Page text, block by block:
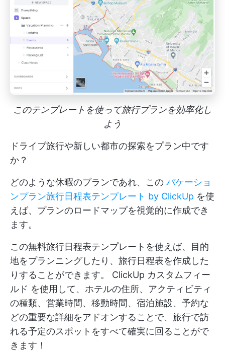
このテンプレートを使って旅行プランを効率化し
よう
ドライブ旅行や新しい都市の探索をプラン中です
か？
どのような休暇のプランであれ、この バケーショ
ンプラン旅行日程表テンプレート by ClickUp を使
えば、プランのロードマップを視覚的に作成でき
ます。
この無料旅行日程表テンプレートを使えば、目的
地をプランニングしたり、旅行日程表を作成した
りすることができます。 ClickUp カスタムフィー
ルド を使用して、ホテルの住所、アクティビティ
の種類、営業時間、移動時間、宿泊施設、予約な
どの重要な詳細をアドオンすることで、旅行で訪
れる予定のスポットをすべて確実に回ることがで
きます！